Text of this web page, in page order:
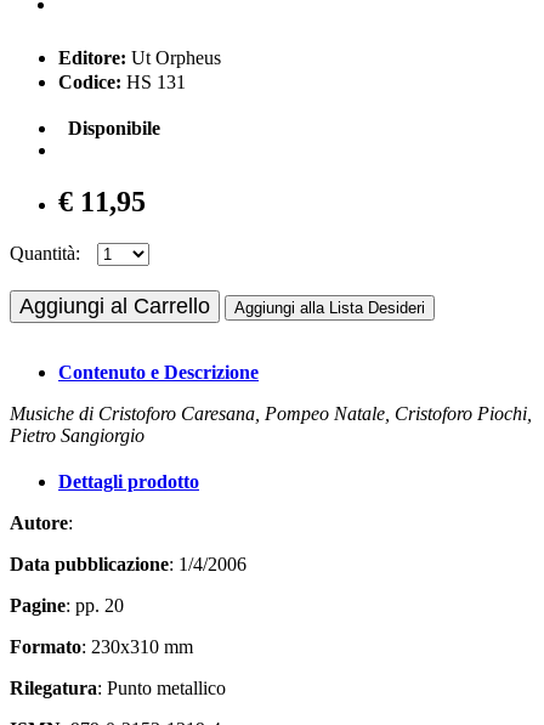
Editore: Ut Orpheus
Codice: HS 131
Disponibile
€ 11,95
Quantità:
Aggiungi al Carrello Aggiungi alla Lista Desideri
Contenuto e Descrizione
Musiche di Cristoforo Caresana, Pompeo Natale, Cristoforo Piochi,
Pietro Sangiorgio
Dettagli prodotto
Autore:
Data pubblicazione: 1/4/2006
Pagine: pp. 20
Formato: 230x310 mm
Rilegatura: Punto metallico